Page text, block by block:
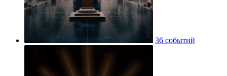
36 событий